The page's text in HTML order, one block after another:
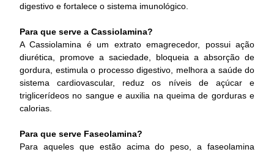
digestivo e fortalece o sistema imunológico.
Para que serve a Cassiolamina?
A Cassiolamina é um extrato emagrecedor, possui ação
diurética, promove a saciedade, bloqueia a absorção de
gordura, estimula o processo digestivo, melhora a saúde do
sistema cardiovascular, reduz os níveis de açúcar e
triglicerídeos no sangue e auxilia na queima de gorduras e
calorias.
Para que serve Faseolamina?
Para aqueles que estão acima do peso, a faseolamina